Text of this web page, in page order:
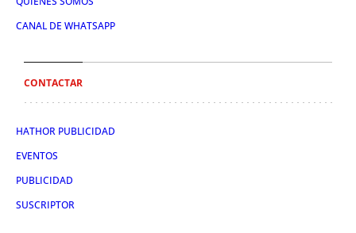
CANAL DE WHATSAPP
CONTACTAR
HATHOR PUBLICIDAD
EVENTOS
PUBLICIDAD
SUSCRIPTOR